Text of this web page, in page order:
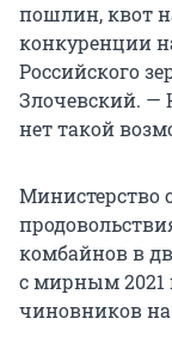
пошлин, квот
конкуренции
Российского
Злочевский. —
нет такой
Министерство
комбайнов в
с мирным
чиновников на